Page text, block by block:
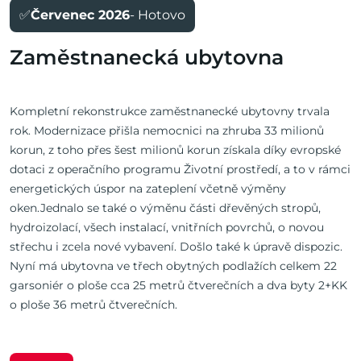
✅Červenec 2026- Hotovo
Zaměstnanecká ubytovna
Kompletní rekonstrukce zaměstnanecké ubytovny trvala
rok. Modernizace přišla nemocnici na zhruba 33 milionů
korun, z toho přes šest milionů korun získala díky evropské
dotaci z operačního programu Životní prostředí, a to v rámci
energetických úspor na zateplení včetně výměny
oken.Jednalo se také o výměnu části dřevěných stropů,
hydroizolací, všech instalací, vnitřních povrchů, o novou
střechu i zcela nové vybavení. Došlo také k úpravě dispozic.
Nyní má ubytovna ve třech obytných podlažích celkem 22
garsoniér o ploše cca 25 metrů čtverečních a dva byty 2+KK
o ploše 36 metrů čtverečních.